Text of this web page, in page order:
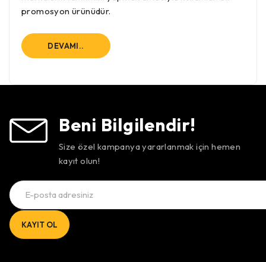
promosyon ürünüdür.
DEVAMI..
Beni Bilgilendir!
Size özel kampanya yararlanmak için hemen
kayıt olun!